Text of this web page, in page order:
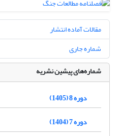
مقالات آماده انتشار
شماره جاری
شماره‌های پیشین نشریه
دوره 8 (1405)
دوره 7 (1404)